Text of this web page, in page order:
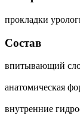
прокладки
Состав
впитывающий
анатомическая
внутренние